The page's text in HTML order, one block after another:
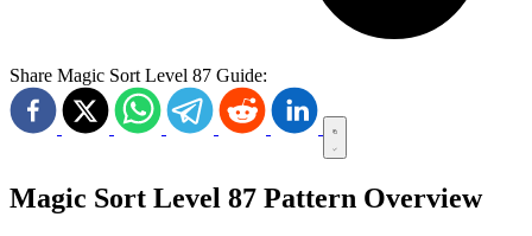
Share Magic Sort Level 87 Guide:
Magic Sort Level 87 Pattern Overview